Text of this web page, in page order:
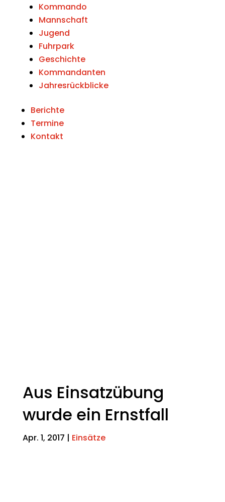
Kommando
Mannschaft
Jugend
Fuhrpark
Geschichte
Kommandanten
Jahresrückblicke
Berichte
Termine
Kontakt
Aus Einsatzübung
wurde ein Ernstfall
Apr. 1, 2017 | Einsätze